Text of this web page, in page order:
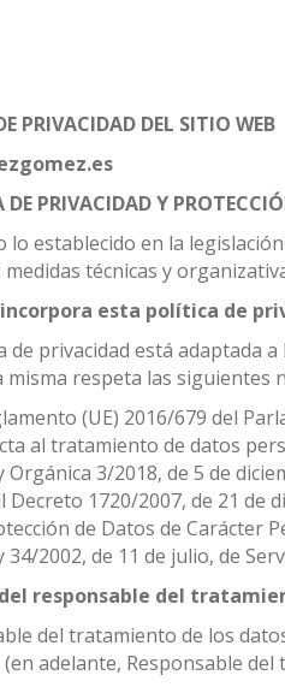
PRIVACIDAD DEL SITIO WEB
PRIVACIDAD Y
lo establecido en la
técnicas y
esta política de
de privacidad está adaptada
misma respeta las siguientes
(UE) 2016/679 del
al tratamiento de datos
Orgánica 3/2018, de 5 de
Decreto 1720/2007, de 21
de Datos de Carácter
34/2002, de 11 de julio, de
responsable del
del tratamiento de los
(en adelante, Responsable